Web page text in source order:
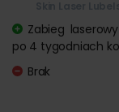
Zabieg
po 4 tygodniach
Brak